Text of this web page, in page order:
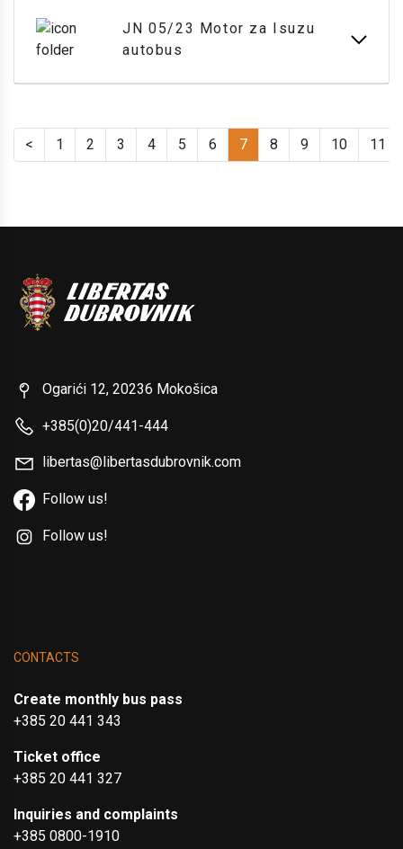
JN 05/23 Motor za Isuzu
autobus
< 1 2 3 4 5 6 7 8 9 10 11
Ogarići 12, 20236 Mokošica
+385(0)20/441-444
libertas@libertasdubrovnik.com
Follow us!
Follow us!
CONTACTS
Create monthly bus pass
+385 20 441 343
Ticket office
+385 20 441 327
Inquiries and complaints
+385 0800-1910